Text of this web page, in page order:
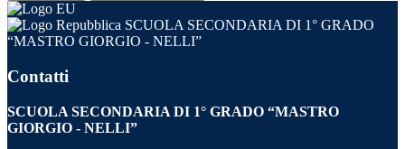
SCUOLA SECONDARIA DI 1° GRADO
“MASTRO GIORGIO - NELLI”
Contatti
SCUOLA SECONDARIA DI 1° GRADO “MASTRO
GIORGIO - NELLI”